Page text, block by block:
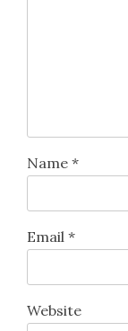
Name *
Email *
Website